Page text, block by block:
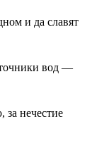
и да славят
вод —
нечестие